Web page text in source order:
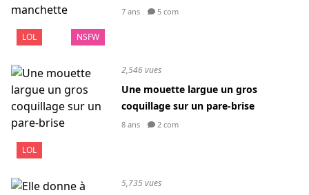
LOL NSFW
7 ans 5 com
LOL
2,546 vues
Une mouette largue un gros
coquillage sur un pare-brise
8 ans 2 com
5,735 vues